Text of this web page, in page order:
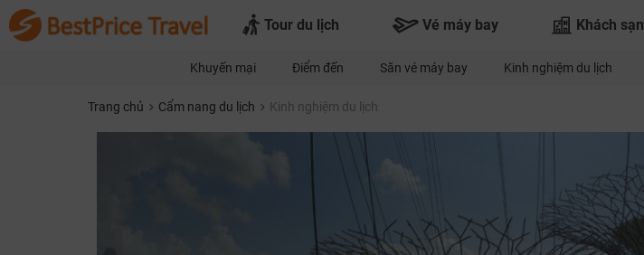
Tour du lịch Vé máy bay Khách sạn
Khuyến mại Điểm đến Săn vé máy bay Kinh nghiệm du lịch
Trang chủ Cẩm nang du lịch Kinh nghiệm du lịch